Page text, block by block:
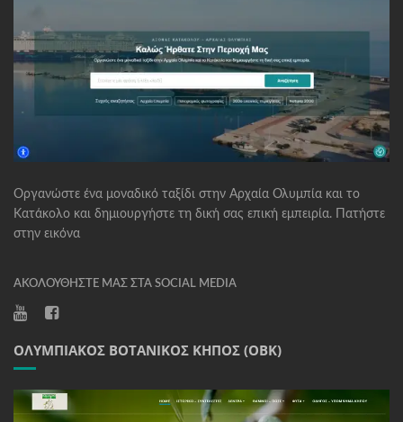
Οργανώστε ένα μοναδικό ταξίδι στην Αρχαία Ολυμπία και το
Κατάκολο και δημιουργήστε τη δική σας επική εμπειρία. Πατήστε
στην εικόνα
ΑΚΟΛΟΥΘΉΣΤΕ ΜΑΣ ΣΤΑ SOCIAL MEDIA
ΟΛΥΜΠΙΑΚΌΣ ΒΟΤΑΝΙΚΌΣ ΚΉΠΟΣ (ΟΒΚ)